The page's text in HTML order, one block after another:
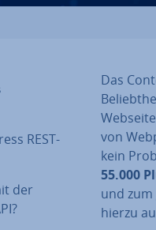
REST-
der
Das
von
kein
55.000
und
hierzu